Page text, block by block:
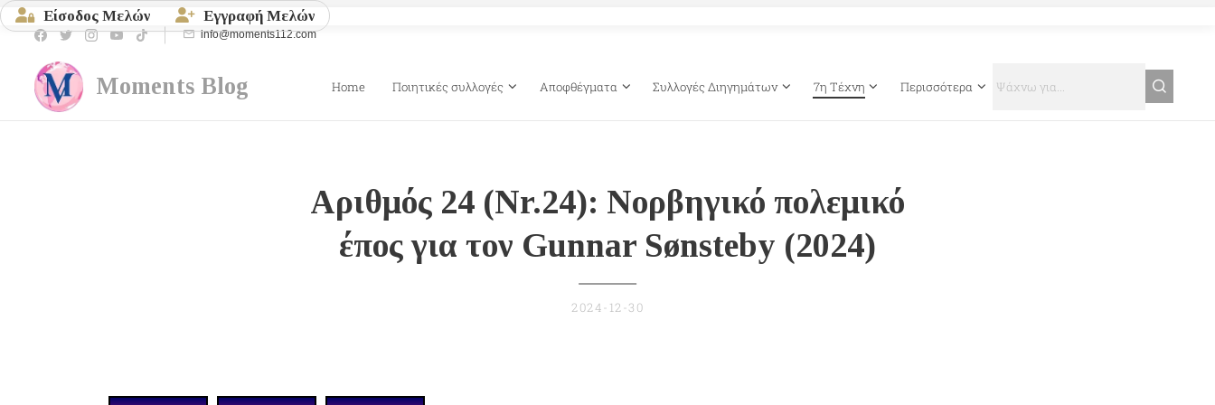
Είσοδος Μελών Εγγραφή Μελών
info@moments112.com
Moments Blog Home Ποιητικές συλλογές Αποφθέγματα Συλλογές Διηγημάτων 7η Τέχνη Περισσότερα
Αριθμός 24 (Nr.24): Νορβηγικό πολεμικό
έπος για τον Gunnar Sønsteby (2024)
2024-12-30